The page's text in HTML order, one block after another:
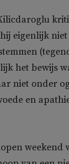
eigenlijk
het bewijs
niet onder
en
weekend